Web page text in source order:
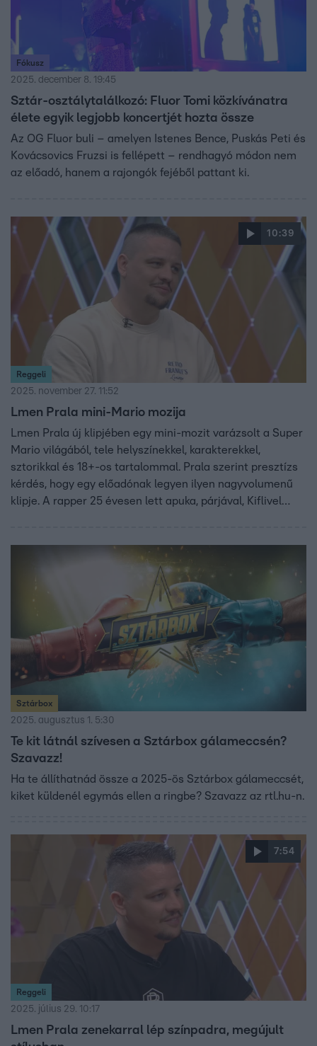
Fókusz
2025. december 8. 19:45
Sztár-osztálytalálkozó: Fluor Tomi közkívánatra
élete egyik legjobb koncertjét hozta össze
Az OG Fluor buli – amelyen Istenes Bence, Puskás Peti és
Kovácsovics Fruzsi is fellépett – rendhagyó módon nem
az előadó, hanem a rajongók fejéből pattant ki.
10:39
Reggeli
2025. november 27. 11:52
Lmen Prala mini-Mario mozija
Lmen Prala új klipjében egy mini-mozit varázsolt a Super
Mario világából, tele helyszínekkel, karakterekkel,
sztorikkal és 18+-os tartalommal. Prala szerint presztízs
kérdés, hogy egy előadónak legyen ilyen nagyvolumenű
klipje. A rapper 25 évesen lett apuka, párjával, Kiflivel
filmben is szerepet kapott ringspeakerként.
Sztárbox
2025. augusztus 1. 5:30
Te kit látnál szívesen a Sztárbox gálameccsén?
Szavazz!
Ha te állíthatnád össze a 2025-ös Sztárbox gálameccsét,
kiket küldenél egymás ellen a ringbe? Szavazz az rtl.hu-n.
7:54
Reggeli
2025. július 29. 10:17
Lmen Prala zenekarral lép színpadra, megújult